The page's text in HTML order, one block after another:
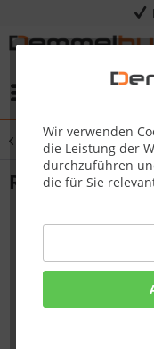
Wir verwenden
die Leistung der
durchzuführen
die für Sie
Übersicht
Räucherchips